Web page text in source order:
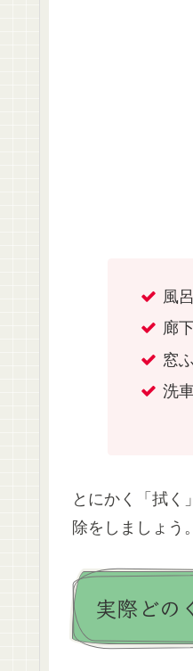
風
廊
窓
洗
とにかく「拭く
除をしましょう。
実際どの